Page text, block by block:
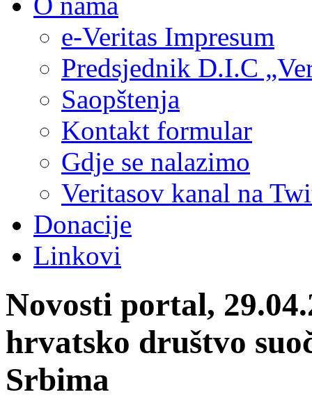
e-Veritas Impresum
Predsjednik D.I.C
Saopštenja
Kontakt formular
Gdje se nalazimo
Veritasov kanal na
Donacije
Linkovi
Novosti portal,
hrvatsko društvo
Srbima